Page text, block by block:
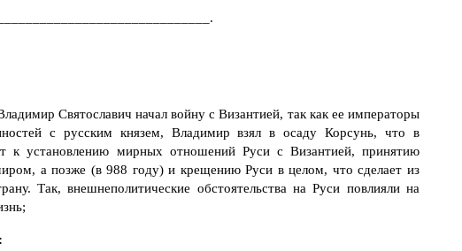
Святославич начал войну с Византией, так как ее императоры
с русским князем, Владимир взял в осаду Корсунь, что в
к установлению мирных отношений Руси с Византией, принятию
а позже (в 988 году) и крещению Руси в целом, что сделает из
Так, внешнеполитические обстоятельства на Руси повлияли на